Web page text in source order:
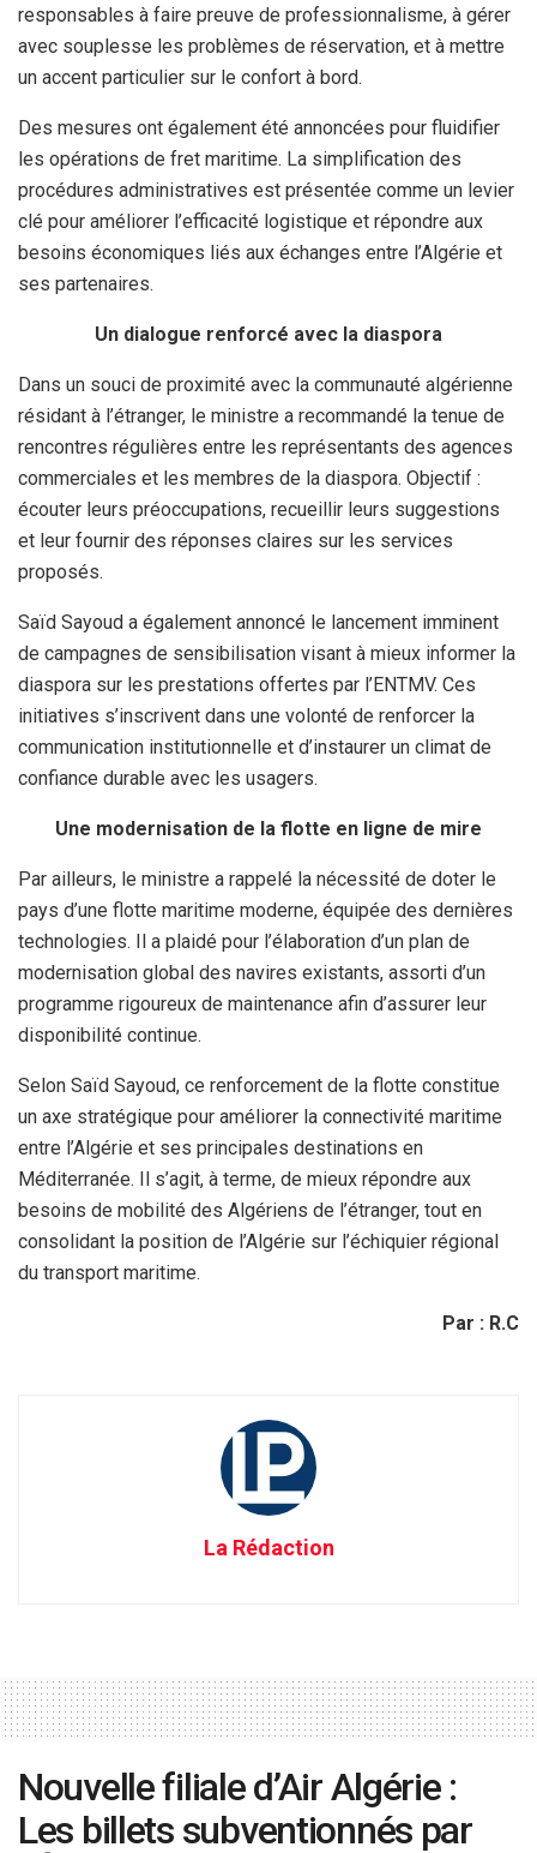
responsables à faire preuve de professionnalisme, à gérer
avec souplesse les problèmes de réservation, et à mettre
un accent particulier sur le confort à bord.
Des mesures ont également été annoncées pour fluidifier
les opérations de fret maritime. La simplification des
procédures administratives est présentée comme un levier
clé pour améliorer l’efficacité logistique et répondre aux
besoins économiques liés aux échanges entre l’Algérie et
ses partenaires.
Un dialogue renforcé avec la diaspora
Dans un souci de proximité avec la communauté algérienne
résidant à l’étranger, le ministre a recommandé la tenue de
rencontres régulières entre les représentants des agences
commerciales et les membres de la diaspora. Objectif :
écouter leurs préoccupations, recueillir leurs suggestions
et leur fournir des réponses claires sur les services
proposés.
Saïd Sayoud a également annoncé le lancement imminent
de campagnes de sensibilisation visant à mieux informer la
diaspora sur les prestations offertes par l’ENTMV. Ces
initiatives s’inscrivent dans une volonté de renforcer la
communication institutionnelle et d’instaurer un climat de
confiance durable avec les usagers.
Une modernisation de la flotte en ligne de mire
Par ailleurs, le ministre a rappelé la nécessité de doter le
pays d’une flotte maritime moderne, équipée des dernières
technologies. Il a plaidé pour l’élaboration d’un plan de
modernisation global des navires existants, assorti d’un
programme rigoureux de maintenance afin d’assurer leur
disponibilité continue.
Selon Saïd Sayoud, ce renforcement de la flotte constitue
un axe stratégique pour améliorer la connectivité maritime
entre l’Algérie et ses principales destinations en
Méditerranée. Il s’agit, à terme, de mieux répondre aux
besoins de mobilité des Algériens de l’étranger, tout en
consolidant la position de l’Algérie sur l’échiquier régional
du transport maritime.
Par : R.C
La Rédaction
Nouvelle filiale d’Air Algérie :
Les billets subventionnés par